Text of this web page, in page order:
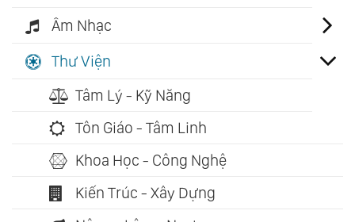
Âm Nhạc
Thư Viện
Tâm Lý - Kỹ Năng
Tôn Giáo - Tâm Linh
Khoa Học - Công Nghệ
Kiến Trúc - Xây Dựng